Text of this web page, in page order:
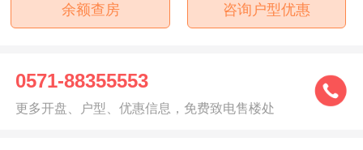
余额查房 咨询户型优惠
0571-88355553
更多开盘、户型、优惠信息，免费致电售楼处